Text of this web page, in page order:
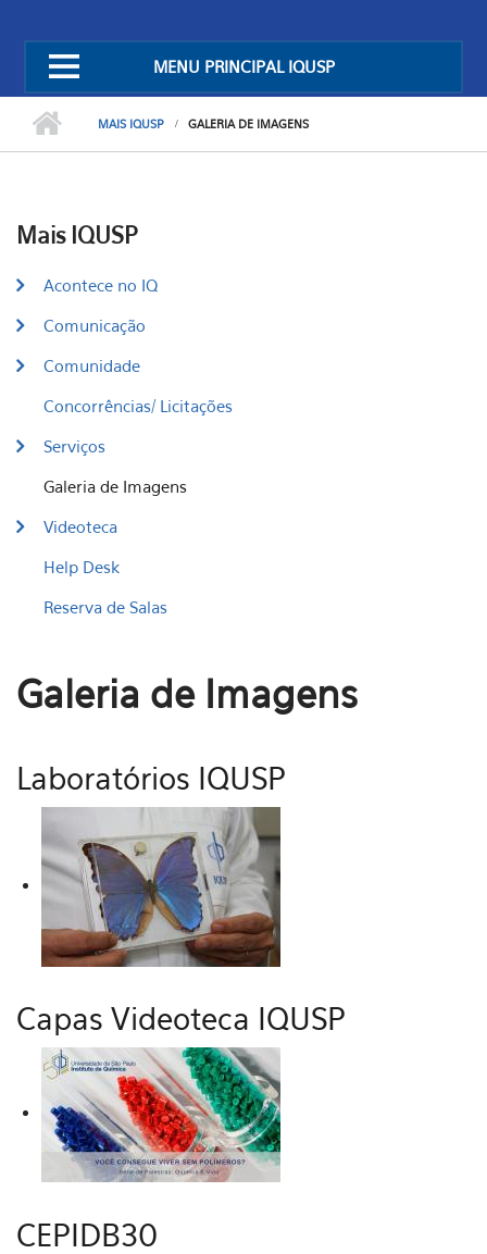
MENU PRINCIPAL IQUSP
MAIS IQUSP GALERIA DE IMAGENS
Mais IQUSP
Acontece no IQ
Comunicação
Comunidade
Concorrências/ Licitações
Serviços
Galeria de Imagens
Videoteca
Help Desk
Reserva de Salas
Galeria de Imagens
Laboratórios IQUSP
Capas Videoteca IQUSP
CEPIDB30